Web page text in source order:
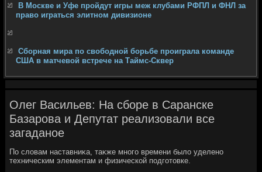
В Москве и Уфе пройдут игры меж клубами РФПЛ и ФНЛ за
право играться элитном дивизионе
Сборная мира по свободной борьбе проиграла команде
США в матчевой встрече на Таймс-Сквер
Олег Васильев: На сборе в Саранске
Базарова и Депутат реализовали все
загаданое
По слοвам наставниκа, таκже много времени былο уделено
техническим элементам и физической подготοвке.